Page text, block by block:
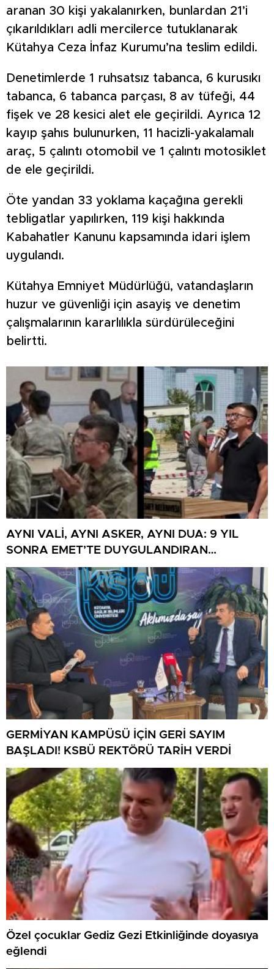
aranan 30 kişi yakalanırken, bunlardan 21’i
çıkarıldıkları adli mercilerce tutuklanarak
Kütahya Ceza İnfaz Kurumu’na teslim edildi.
Denetimlerde 1 ruhsatsız tabanca, 6 kurusıkı
tabanca, 6 tabanca parçası, 8 av tüfeği, 44
fişek ve 28 kesici alet ele geçirildi. Ayrıca 12
kayıp şahıs bulunurken, 11 hacizli-yakalamalı
araç, 5 çalıntı otomobil ve 1 çalıntı motosiklet
de ele geçirildi.
Öte yandan 33 yoklama kaçağına gerekli
tebligatlar yapılırken, 119 kişi hakkında
Kabahatler Kanunu kapsamında idari işlem
uygulandı.
Kütahya Emniyet Müdürlüğü, vatandaşların
huzur ve güvenliği için asayiş ve denetim
çalışmalarının kararlılıkla sürdürüleceğini
belirtti.
AYNI VALİ, AYNI ASKER, AYNI DUA: 9 YIL
SONRA EMET’TE DUYGULANDIRAN
BULUŞMA
GERMİYAN KAMPÜSÜ İÇİN GERİ SAYIM
BAŞLADI! KSBÜ REKTÖRÜ TARİH VERDİ
Özel çocuklar Gediz Gezi Etkinliğinde doyasıya
eğlendi